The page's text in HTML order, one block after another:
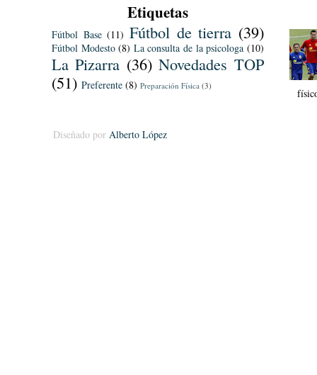
Etiquetas
Fútbol Base (11) Fútbol de tierra (39)
Fútbol Modesto (8) La consulta de la psicologa (10)
La Pizarra (36) Novedades TOP
(51) Preferente (8) Preparación Física (3)
Diseñado por Alberto López